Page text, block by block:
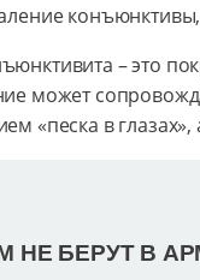
– это
может
«песка в
НЕ БЕРУТ В